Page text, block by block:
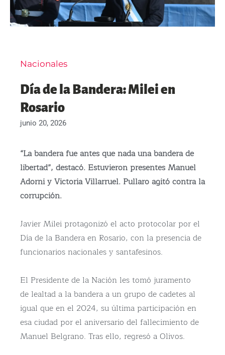
Nacionales
Día de la Bandera: Milei en
Rosario
junio 20, 2026
“La bandera fue antes que nada una bandera de
libertad”, destacó. Estuvieron presentes Manuel
Adorni y Victoria Villarruel. Pullaro agitó contra la
corrupción.
Javier Milei protagonizó el acto protocolar por el
Día de la Bandera en Rosario, con la presencia de
funcionarios nacionales y santafesinos.
El Presidente de la Nación les tomó juramento
de lealtad a la bandera a un grupo de cadetes al
igual que en el 2024, su última participación en
esa ciudad por el aniversario del fallecimiento de
Manuel Belgrano. Tras ello, regresó a Olivos.